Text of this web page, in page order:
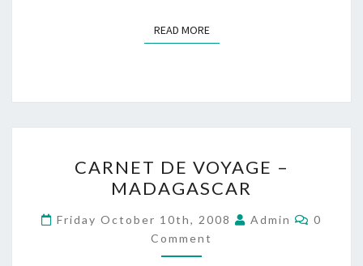
READ MOREREAD MORE
DE
VOYAGE
–
MADAGASCAR
CARNET DE VOYAGE –
MADAGASCAR
Friday October 10th, 2008 Admin
0
Comment